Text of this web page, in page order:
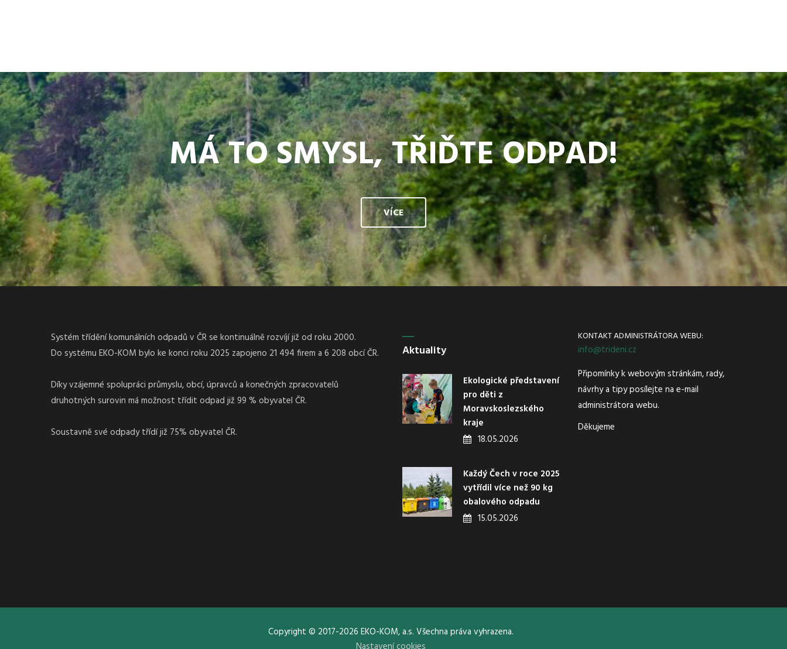
MÁ TO SMYSL, TŘIĎTE ODPAD!
VÍCE
Systém třídění komunálních odpadů v ČR se kontinuálně rozvíjí již od roku 2000.
Do systému EKO-KOM bylo ke konci roku 2025 zapojeno 21 494 firem a 6 208 obcí ČR.
Díky vzájemné spolupráci průmyslu, obcí, úpravců a konečných zpracovatelů
druhotných surovin má možnost třídit odpad již 99 % obyvatel ČR.
Soustavně své odpady třídí již 75% obyvatel ČR.
Aktuality
Ekologické představení
pro děti z
Moravskoslezského
kraje
18.05.2026
Každý Čech v roce 2025
vytřídil více než 90 kg
obalového odpadu
15.05.2026
KONTAKT ADMINISTRÁTORA WEBU:
info@trideni.cz
Připomínky k webovým stránkám, rady,
návrhy a tipy posílejte na e-mail
administrátora webu.
Děkujeme
Copyright © 2017-2026 EKO-KOM, a.s. Všechna práva vyhrazena.